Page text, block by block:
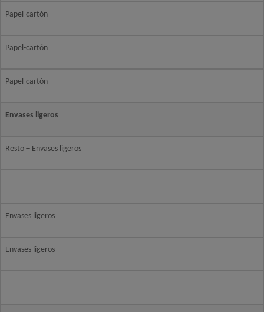
Papel-cartón
Papel-cartón
Papel-cartón
Envases ligeros
Resto + Envases ligeros
Envases ligeros
Envases ligeros
-